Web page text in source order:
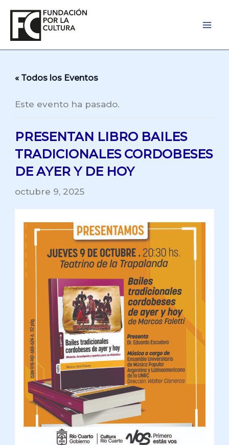
contenido
« Todos los Eventos
Este evento ha pasado.
PRESENTAN LIBRO BAILES
TRADICIONALES CORDOBESES
DE AYER Y DE HOY
octubre 9, 2025